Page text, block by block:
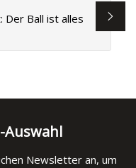
Der Ball ist alles
Auswahl
Newsletter an, um